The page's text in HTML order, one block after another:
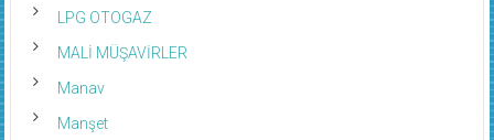
LPG OTOGAZ
MALİ MÜŞAVİRLER
Manav
Manşet